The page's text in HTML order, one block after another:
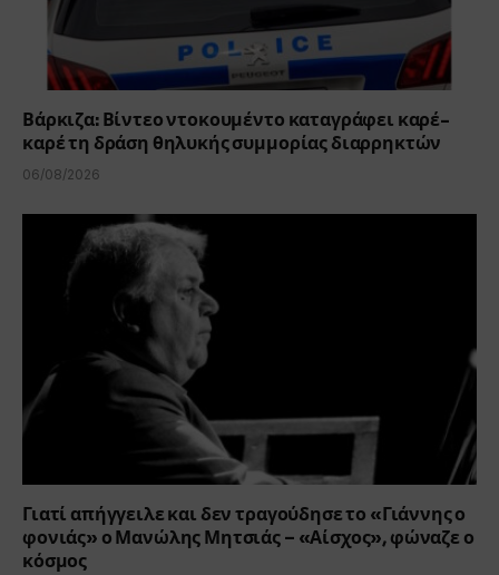
Βάρκιζα: Βίντεο ντοκουμέντο καταγράφει καρέ-
καρέ τη δράση θηλυκής συμμορίας διαρρηκτών
06/08/2026
Γιατί απήγγειλε και δεν τραγούδησε το «Γιάννης ο
φονιάς» ο Μανώλης Μητσιάς – «Αίσχος», φώναζε ο
κόσμος